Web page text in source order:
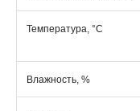
Температура, °C
Влажность, %